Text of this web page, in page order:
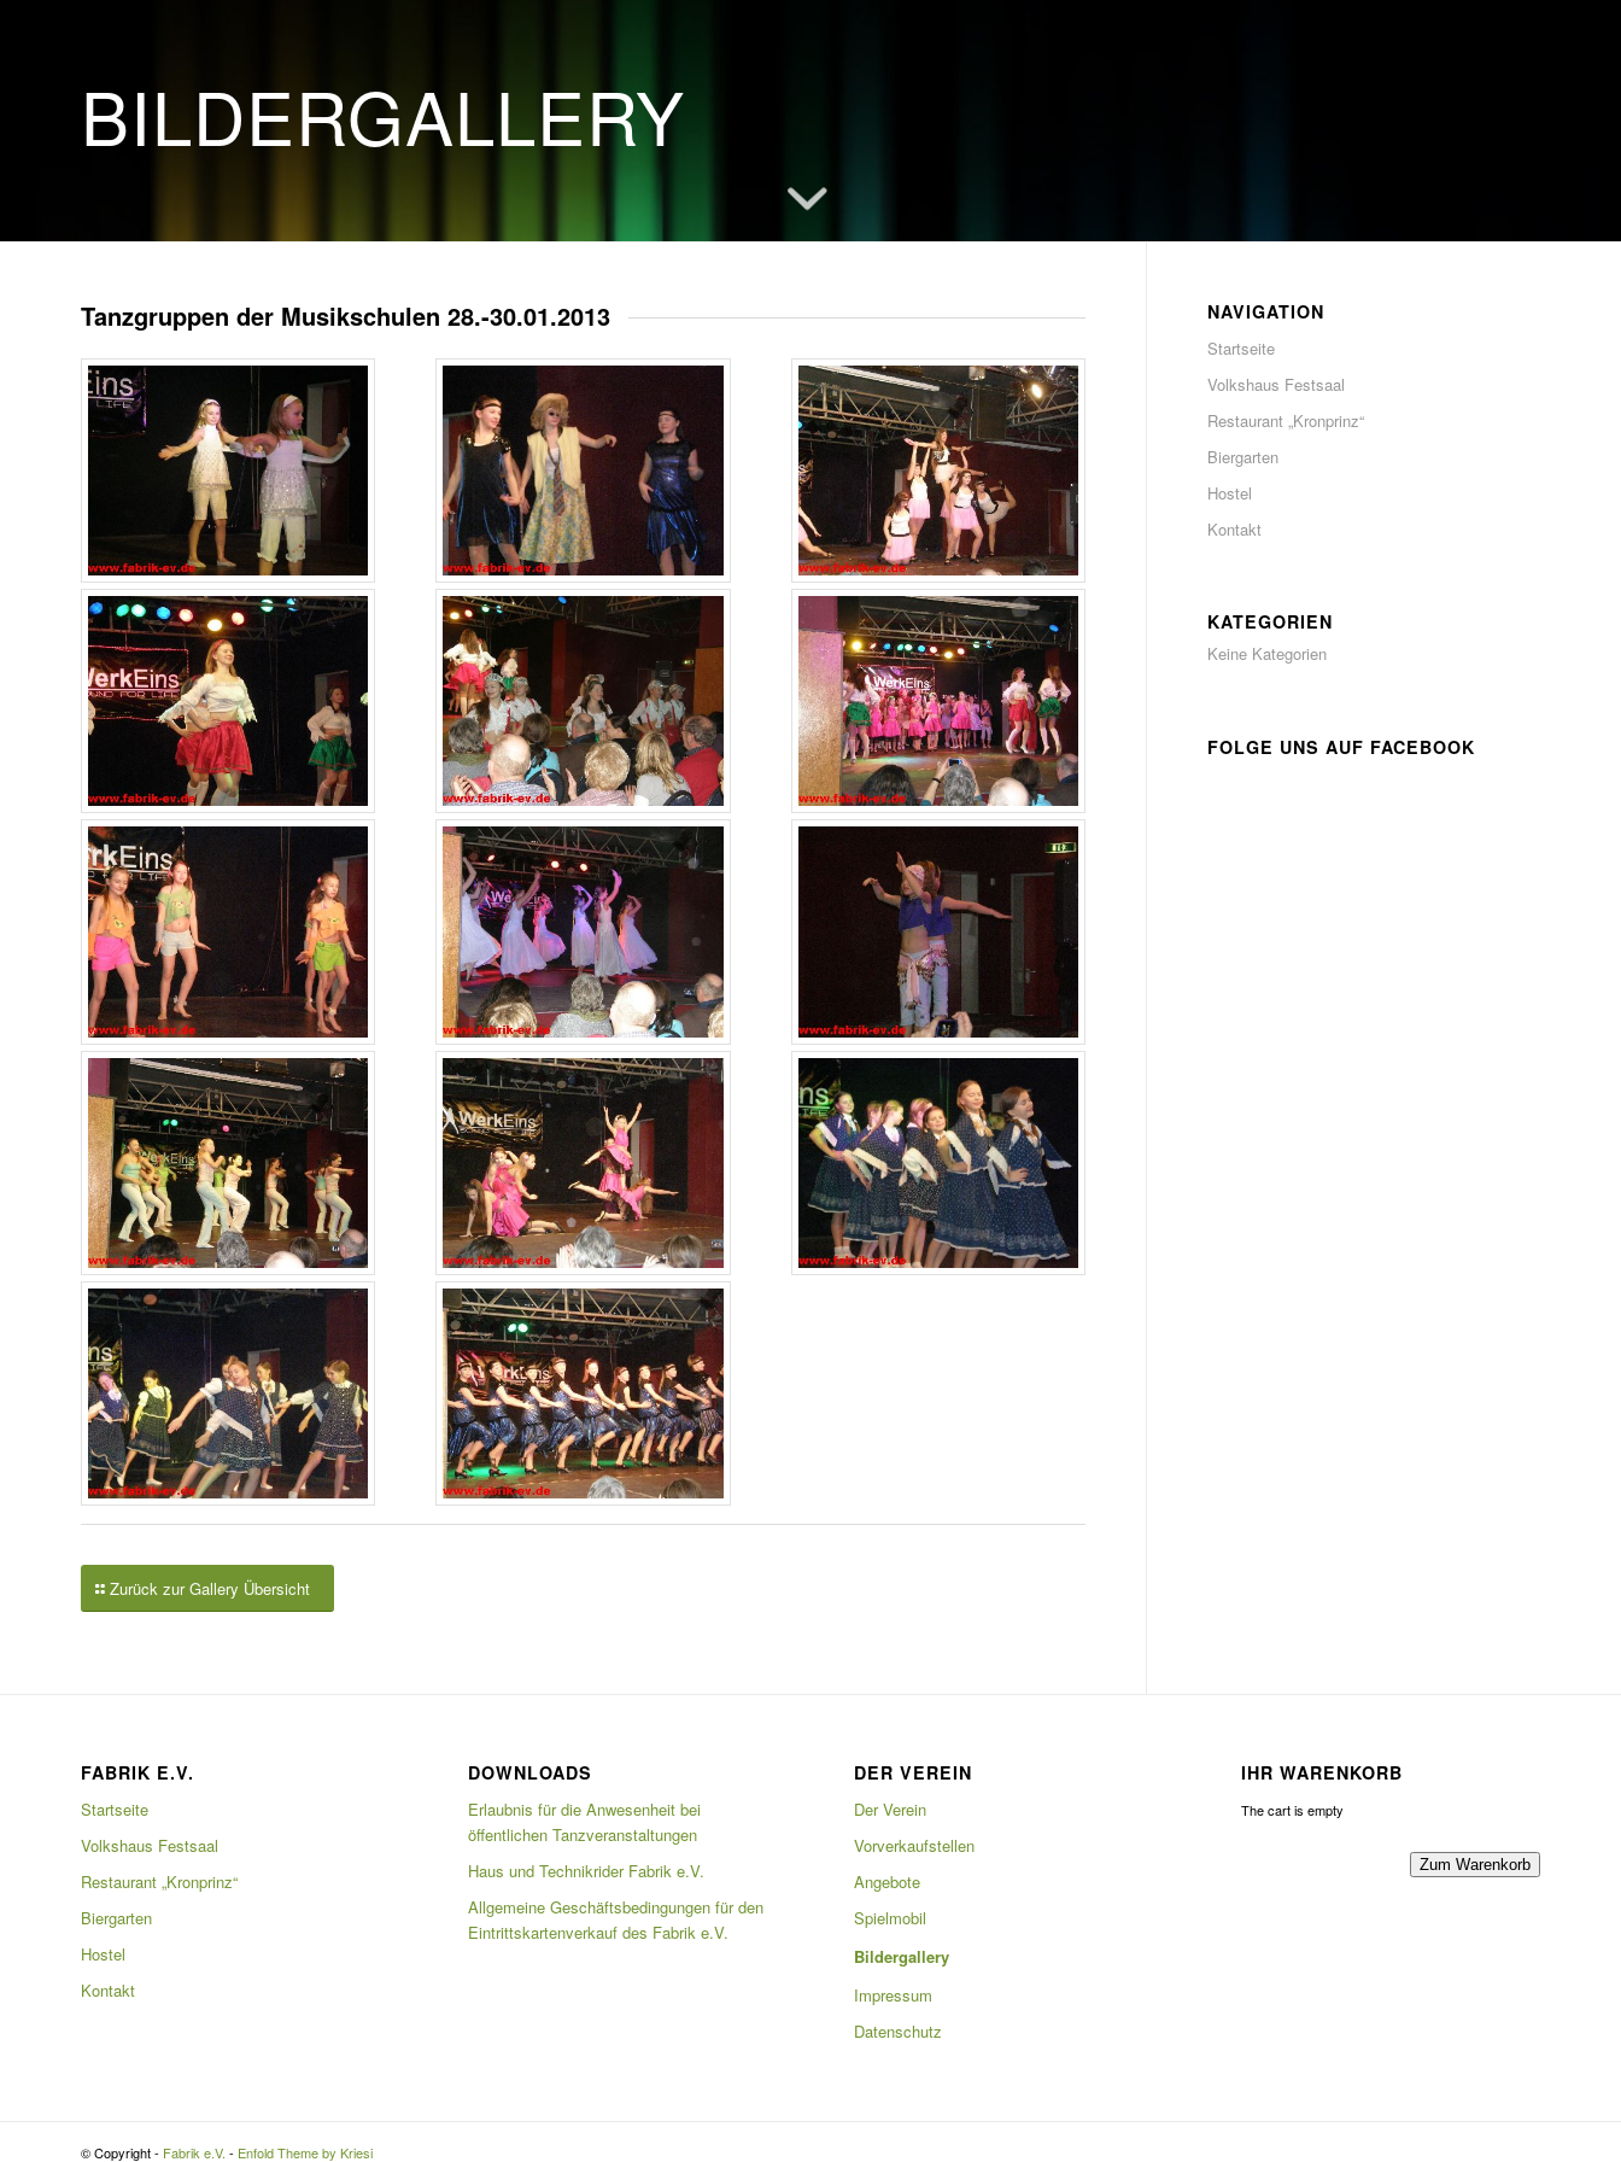
BILDERGALLERY
Tanzgruppen der Musikschulen 28.-30.01.2013
Zurück zur Gallery Übersicht
NAVIGATION
Startseite
Volkshaus Festsaal
Restaurant „Kronprinz“
Biergarten
Hostel
Kontakt
KATEGORIEN
Keine Kategorien
FOLGE UNS AUF FACEBOOK
FABRIK E.V.
Startseite
Volkshaus Festsaal
Restaurant „Kronprinz“
Biergarten
Hostel
Kontakt
DOWNLOADS
Erlaubnis für die Anwesenheit bei
öffentlichen Tanzveranstaltungen
Haus und Technikrider Fabrik e.V.
Allgemeine Geschäftsbedingungen für den
Eintrittskartenverkauf des Fabrik e.V.
DER VEREIN
Der Verein
Vorverkaufstellen
Angebote
Spielmobil
Bildergallery
Impressum
Datenschutz
IHR WARENKORB
The cart is empty
Zum Warenkorb
© Copyright - Fabrik e.V. - Enfold Theme by Kriesi